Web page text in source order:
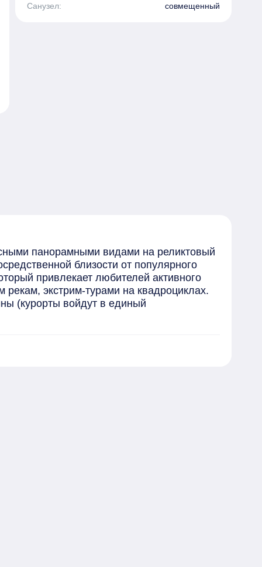
Санузел:
совмещенный
панорамными видами на реликтовый
близости от популярного
привлекает любителей активного
экстрим-турами на квадроциклах.
(курорты войдут в единый